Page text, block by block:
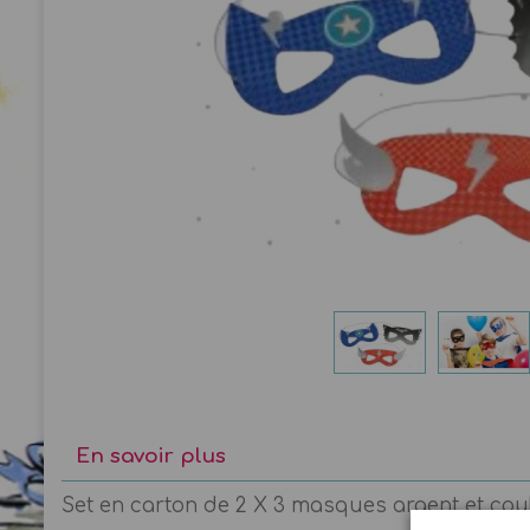
En savoir plus
Set en carton de 2 X 3 masques argent et